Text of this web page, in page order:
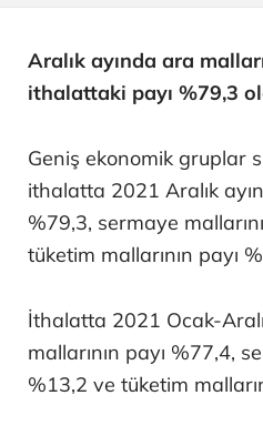
Aralık ayında ara
ithalattaki payı %79,3
Geniş ekonomik gruplar
ithalatta 2021 Aralık
%79,3, sermaye
tüketim mallarının payı
İthalatta 2021 Ocak-
mallarının payı %77,4,
%13,2 ve tüketim